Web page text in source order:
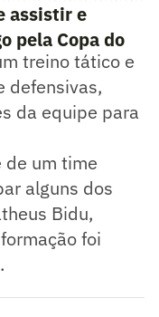
assistir e
pela Copa do
treino tático e
defensivas,
da equipe para
de um time
alguns dos
Bidu,
foi